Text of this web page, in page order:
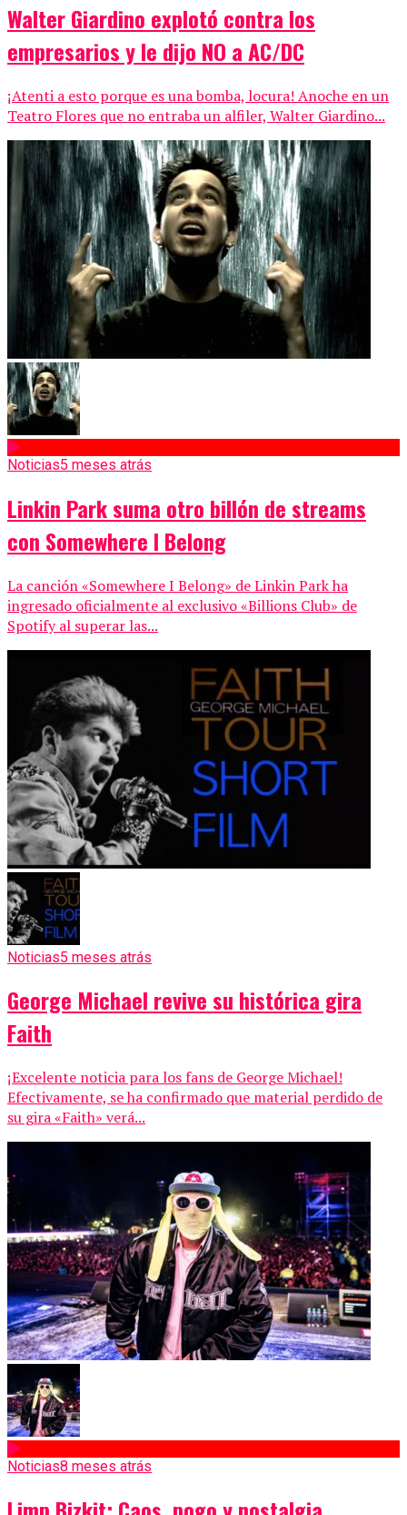
Walter Giardino explotó contra los
empresarios y le dijo NO a AC/DC
¡Atenti a esto porque es una bomba, locura! Anoche en un
Teatro Flores que no entraba un alfiler, Walter Giardino...
Noticias5 meses atrás
Linkin Park suma otro billón de streams
con Somewhere I Belong
La canción «Somewhere I Belong» de Linkin Park ha
ingresado oficialmente al exclusivo «Billions Club» de
Spotify al superar las...
Noticias5 meses atrás
George Michael revive su histórica gira
Faith
¡Excelente noticia para los fans de George Michael!
Efectivamente, se ha confirmado que material perdido de
su gira «Faith» verá...
Noticias8 meses atrás